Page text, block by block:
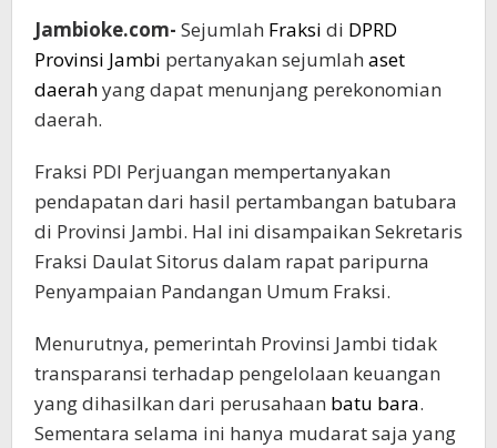
Jambioke.com- Sejumlah Fraksi di DPRD
Provinsi Jambi pertanyakan sejumlah aset
daerahyang dapat menunjang perekonomian
daerah.
Fraksi PDI Perjuangan mempertanyakan
pendapatan dari hasil pertambangan batubara
di Provinsi Jambi. Hal ini disampaikan Sekretaris
Fraksi Daulat Sitorus dalam rapat paripurna
Penyampaian Pandangan Umum Fraksi.
Menurutnya, pemerintah Provinsi Jambi tidak
transparansi terhadap pengelolaan keuangan
yang dihasilkan dari perusahaan batu bara.
Sementara selama ini hanya mudarat saja yang